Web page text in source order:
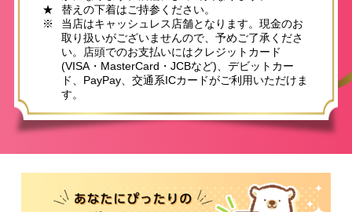
★
替えの下着はご持参ください。
※
当店はキャッシュレス店舗となります。現金のお
取り扱いがございませんので、予めご了承くださ
い。店頭でのお支払いにはクレジットカード
(VISA・MasterCard・JCBなど)、デビットカー
ド、PayPay、交通系ICカードがご利用いただけま
す。